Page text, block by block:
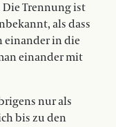
Trennung ist
als dass
einander in die
einander mit
nur als
bis zu den